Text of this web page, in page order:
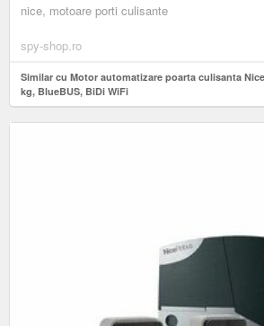
nice, motoare porti culisante
spy-shop.ro
Similar cu Motor automatizare poarta culisanta Nice
kg, BlueBUS, BiDi WiFi